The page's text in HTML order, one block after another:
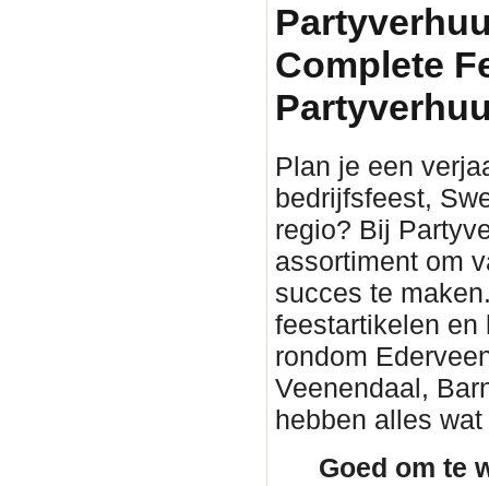
Complete
Plan je een
bedrijfsfeest,
regio? Bij
assortiment om
succes te
feestartikelen en
rondom
Veenendaal,
hebben alles
Goed om te